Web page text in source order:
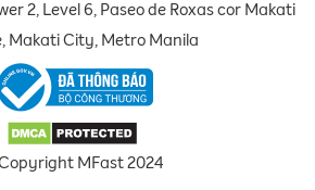
2, Level 6, Paseo de Roxas cor Makati
Makati City, Metro Manila
MFast 2024